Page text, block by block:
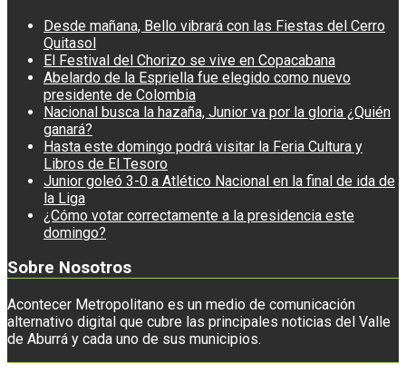
Desde mañana, Bello vibrará con las Fiestas del Cerro
Quitasol
El Festival del Chorizo se vive en Copacabana
Abelardo de la Espriella fue elegido como nuevo
presidente de Colombia
Nacional busca la hazaña, Junior va por la gloria ¿Quién
ganará?
Hasta este domingo podrá visitar la Feria Cultura y
Libros de El Tesoro
Junior goleó 3-0 a Atlético Nacional en la final de ida de
la Liga
¿Cómo votar correctamente a la presidencia este
domingo?
Sobre Nosotros
Acontecer Metropolitano es un medio de comunicación
alternativo digital que cubre las principales noticias del Valle
de Aburrá y cada uno de sus municipios.